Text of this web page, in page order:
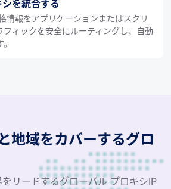
を統合する
情報をアプリケーションまたはスクリ
フィックを安全にルーティングし、自動
地域をカバーするグロ
リードするグローバル プロキシIP